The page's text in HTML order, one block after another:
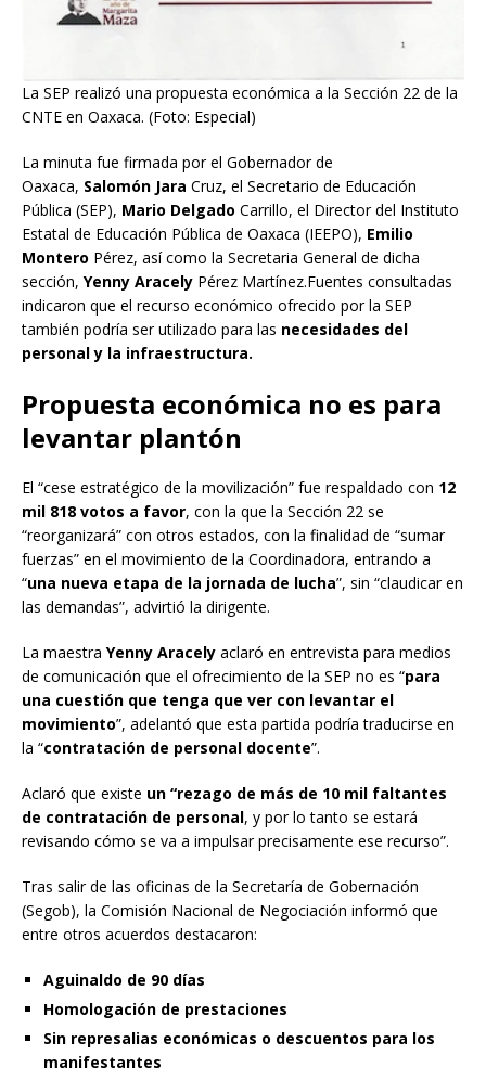
La SEP realizó una propuesta económica a la Sección 22 de la
CNTE en Oaxaca. (Foto: Especial)
La minuta fue firmada por el Gobernador de
Oaxaca, Salomón Jara Cruz, el Secretario de Educación
Pública (SEP), Mario Delgado Carrillo, el Director del Instituto
Estatal de Educación Pública de Oaxaca (IEEPO), Emilio
Montero Pérez, así como la Secretaria General de dicha
sección, Yenny Aracely Pérez Martínez.Fuentes consultadas
indicaron que el recurso económico ofrecido por la SEP
también podría ser utilizado para las necesidades del
personal y la infraestructura.
Propuesta económica no es para
levantar plantón
El “cese estratégico de la movilización” fue respaldado con 12
mil 818 votos a favor, con la que la Sección 22 se
“reorganizará” con otros estados, con la finalidad de “sumar
fuerzas” en el movimiento de la Coordinadora, entrando a
“una nueva etapa de la jornada de lucha”, sin “claudicar en
las demandas”, advirtió la dirigente.
La maestra Yenny Aracely aclaró en entrevista para medios
de comunicación que el ofrecimiento de la SEP no es “para
una cuestión que tenga que ver con levantar el
movimiento”, adelantó que esta partida podría traducirse en
la “contratación de personal docente”.
Aclaró que existe un “rezago de más de 10 mil faltantes
de contratación de personal, y por lo tanto se estará
revisando cómo se va a impulsar precisamente ese recurso”.
Tras salir de las oficinas de la Secretaría de Gobernación
(Segob), la Comisión Nacional de Negociación informó que
entre otros acuerdos destacaron:
Aguinaldo de 90 días
Homologación de prestaciones
Sin represalias económicas o descuentos para los
manifestantes